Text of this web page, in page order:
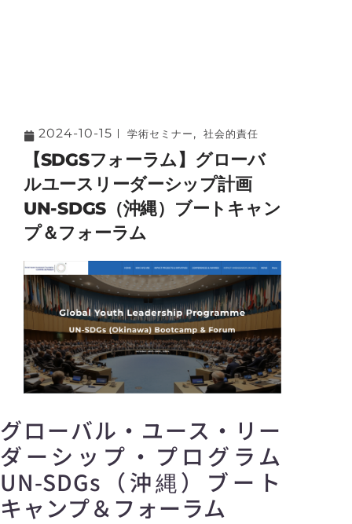
2024-10-15 学術セミナー , 社会的責任
【SDGSフォーラム】グローバ
ルユースリーダーシップ計画
UN-SDGS（沖縄）ブートキャン
プ＆フォーラム
グローバル・ユース・リー
ダーシップ・プログラム
UN-SDGs（沖縄）ブート
キャンプ＆フォーラム